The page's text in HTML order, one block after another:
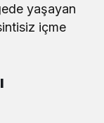
yaşayan
içme